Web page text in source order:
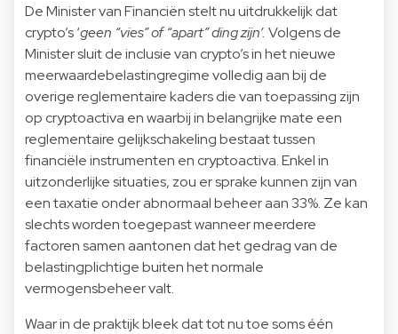
De Minister van Financiën stelt nu uitdrukkelijk dat
crypto’s ‘geen “vies” of “apart” ding zijn’. Volgens de
Minister sluit de inclusie van crypto’s in het nieuwe
meerwaardebelastingregime volledig aan bij de
overige reglementaire kaders die van toepassing zijn
op cryptoactiva en waarbij in belangrijke mate een
reglementaire gelijkschakeling bestaat tussen
financiële instrumenten en cryptoactiva. Enkel in
uitzonderlijke situaties, zou er sprake kunnen zijn van
een taxatie onder abnormaal beheer aan 33%. Ze kan
slechts worden toegepast wanneer meerdere
factoren samen aantonen dat het gedrag van de
belastingplichtige buiten het normale
vermogensbeheer valt.
Waar in de praktijk bleek dat tot nu toe soms één